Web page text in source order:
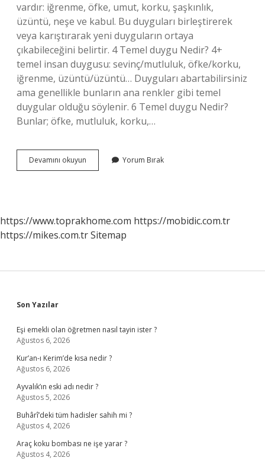
vardır: iğrenme, öfke, umut, korku, şaşkınlık,
üzüntü, neşe ve kabul. Bu duyguları birleştirerek
veya karıştırarak yeni duyguların ortaya
çıkabileceğini belirtir. 4 Temel duygu Nedir? 4+
temel insan duygusu: sevinç/mutluluk, öfke/korku,
iğrenme, üzüntü/üzüntü… Duyguları abartabilirsiniz
ama genellikle bunların ana renkler gibi temel
duygular olduğu söylenir. 6 Temel duygu Nedir?
Bunlar; öfke, mutluluk, korku,…
Devamını okuyun
Insan
Yorum Bırak
https://www.toprakhome.com https://mobidic.com.tr
https://mikes.com.trSitemap
Sidebar
Son Yazılar
Eşi emekli olan öğretmen nasıl tayin ister ?
Ağustos 6, 2026
Kur’an-ı Kerim’de kısa nedir ?
Ağustos 6, 2026
Ayvalık’ın eski adı nedir ?
Ağustos 5, 2026
Buhârî’deki tüm hadisler sahih mi ?
Ağustos 4, 2026
Araç koku bombası ne işe yarar ?
Ağustos 4, 2026